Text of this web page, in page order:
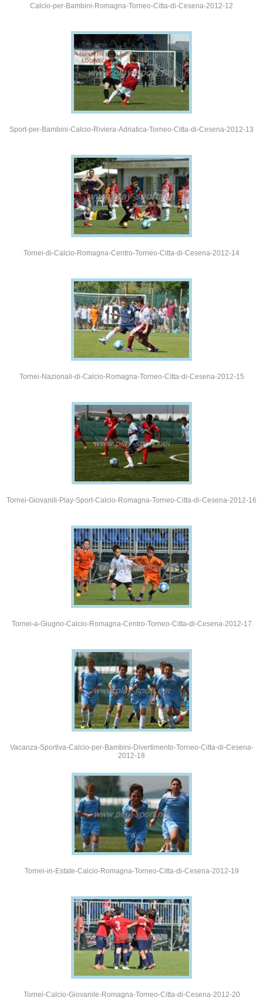
Calcio-per-Bambini-Romagna-Torneo-Citta-di-Cesena-2012-12
Sport-per-Bambini-Calcio-Riviera-Adriatica-Torneo-Citta-di-Cesena-2012-13
Tornei-di-Calcio-Romagna-Centro-Torneo-Citta-di-Cesena-2012-14
Tornei-Nazionali-di-Calcio-Romagna-Torneo-Citta-di-Cesena-2012-15
Tornei-Giovanili-Play-Sport-Calcio-Romagna-Torneo-Citta-di-Cesena-2012-16
Tornei-a-Giugno-Calcio-Romagna-Centro-Torneo-Citta-di-Cesena-2012-17
Vacanza-Sportiva-Calcio-per-Bambini-Divertimento-Torneo-Citta-di-Cesena-
2012-18
Tornei-in-Estate-Calcio-Romagna-Torneo-Citta-di-Cesena-2012-19
Tornei-Calcio-Giovanile-Romagna-Torneo-Citta-di-Cesena-2012-20